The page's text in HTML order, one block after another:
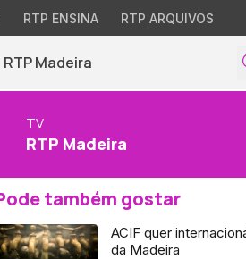
RTP ENSINA RTP ARQUIVOS
RTP Madeira
TV
RTP Madeira
também gostar
ACIF quer
da Madeira